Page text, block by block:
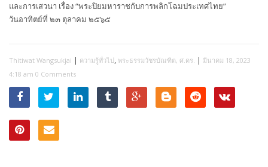
และการเสวนา เรื่อง “พระปิยมหาราชกับการพลิกโฉมประเทศไทย”
วันอาทิตย์ที่ ๒๓ ตุลาคม ๒๕๖๕
Thitiwat Wangsukjai | ความรู้ทั่วไป, พระธรรมวัชรบัณฑิต, ศ.ดร. | มีนาคม 18, 2023
4:18 am 0 Comments